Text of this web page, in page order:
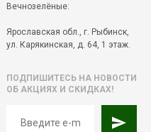
Вечнозелёные:
Ярославская обл., г. Рыбинск,
ул. Карякинская, д. 64, 1 этаж.
ПОДПИШИТЕСЬ НА НОВОСТИ
ОБ АКЦИЯХ И СКИДКАХ!